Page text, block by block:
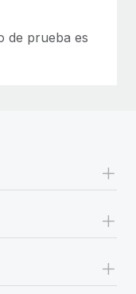
de prueba es
+
+
+